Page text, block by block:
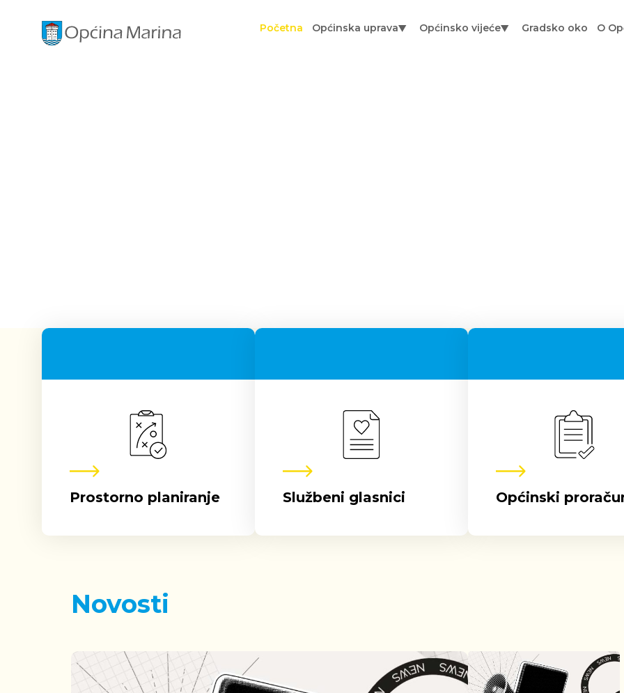
Početna Općinska uprava Općinsko vijeće Gradsko oko O
Prostorno planiranje Službeni glasnici Općinski
Novosti